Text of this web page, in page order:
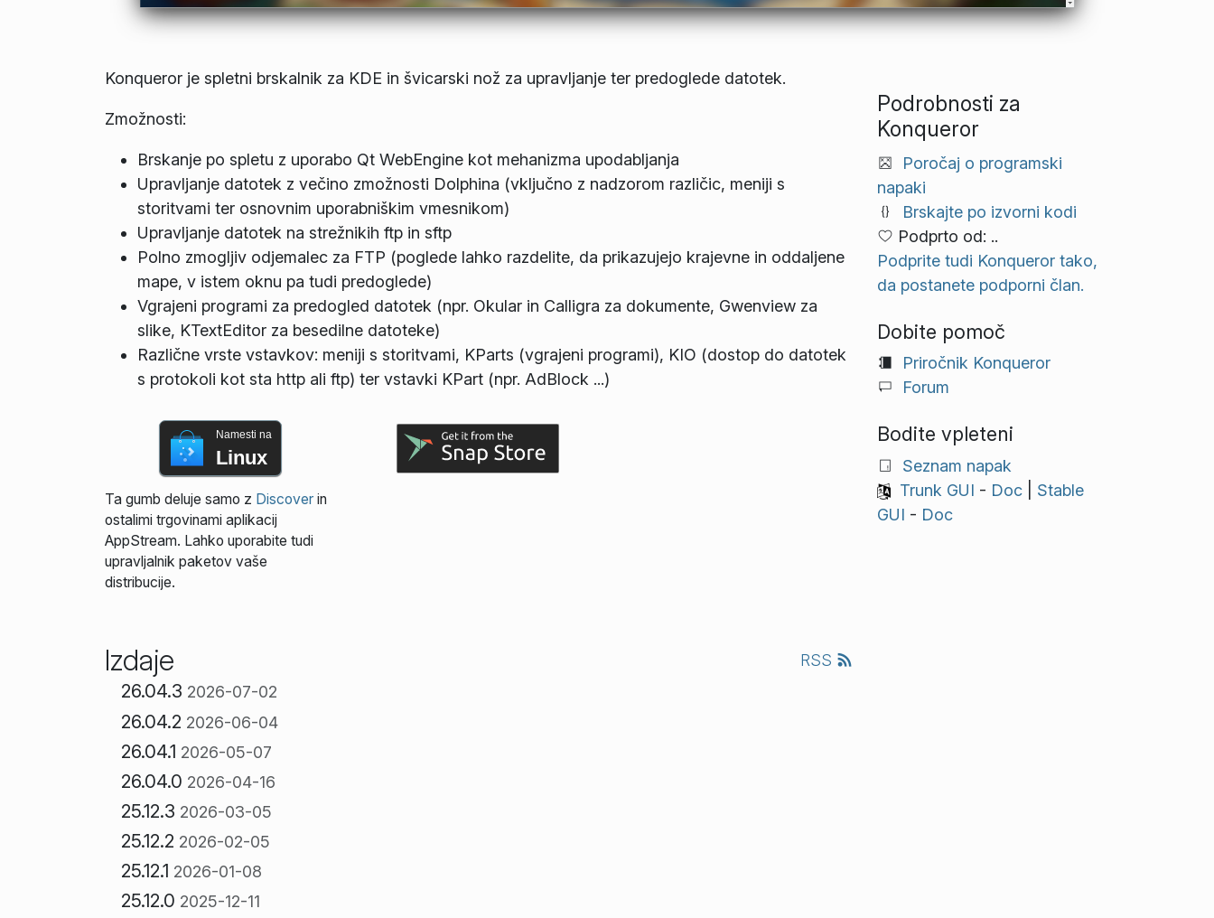
Konqueror je spletni brskalnik za KDE in švicarski nož za upravljanje ter predoglede datotek.
Zmožnosti:
Brskanje po spletu z uporabo Qt WebEngine kot mehanizma upodabljanja
Upravljanje datotek z večino zmožnosti Dolphina (vključno z nadzorom različic, meniji s
storitvami ter osnovnim uporabniškim vmesnikom)
Upravljanje datotek na strežnikih ftp in sftp
Polno zmogljiv odjemalec za FTP (poglede lahko razdelite, da prikazujejo krajevne in oddaljene
mape, v istem oknu pa tudi predoglede)
Vgrajeni programi za predogled datotek (npr. Okular in Calligra za dokumente, Gwenview za
slike, KTextEditor za besedilne datoteke)
Različne vrste vstavkov: meniji s storitvami, KParts (vgrajeni programi), KIO (dostop do datotek
s protokoli kot sta http ali ftp) ter vstavki KPart (npr. AdBlock ...)
Namesti na
Linux
Ta gumb deluje samo z Discoverin
ostalimi trgovinami aplikacij
AppStream. Lahko uporabite tudi
upravljalnik paketov vaše
distribucije.
Izdaje RSS
26.04.3 2026-07-02
26.04.2 2026-06-04
26.04.1 2026-05-07
26.04.0 2026-04-16
25.12.3 2026-03-05
25.12.2 2026-02-05
25.12.1 2026-01-08
25.12.0 2025-12-11
Podrobnosti za
Konqueror
Poročaj o programski
napaki
Brskajte po izvorni kodi
Podprto od: ..
Podprite tudi Konqueror tako,
da postanete podporni član.
Dobite pomoč
Priročnik Konqueror
Forum
Bodite vpleteni
Seznam napak
Trunk GUI - Doc| Stable
GUI - Doc